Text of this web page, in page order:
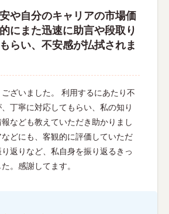
や自分のキャリアの市場価
にまた迅速に助言や段取り
らい、不安感が払拭されま
ざいました。 利用するにあたり不
丁寧に対応してもらい、私の知り
なども教えていただき助かりまし
どにも、客観的に評価していただ
返りなど、私自身を振り返るきっ
。感謝してます。